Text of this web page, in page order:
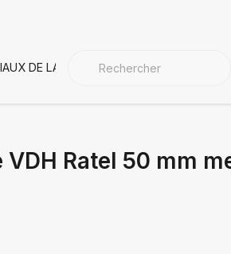
DE LA CHAÎNE AUTOMOTIVE
Ratel 50 mm